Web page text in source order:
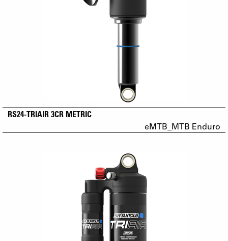
RS24-TRIAIR 3CR METRIC
eMTB_MTB Enduro